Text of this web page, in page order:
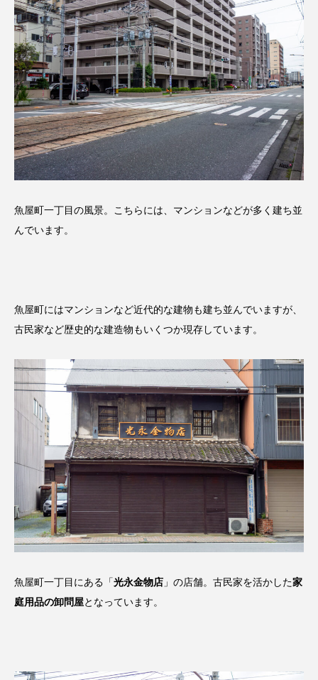
魚屋町一丁目の風景。こちらには、マンションなどが多く建ち並
んでいます。
魚屋町にはマンションなど近代的な建物も建ち並んでいますが、
古民家など歴史的な建造物もいくつか現存しています。
魚屋町一丁目にある「光永金物店 」の店舗。古民家を活かした家
庭用品の卸問屋となっています。